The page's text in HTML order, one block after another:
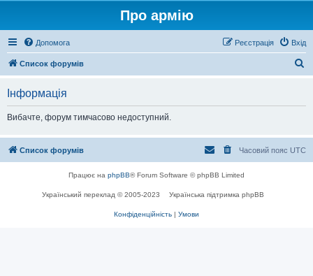
Про армію
Допомога Вхід
Реєстрація
Список форумів
Інформація
Вибачте, форум тимчасово недоступний.
Список форумів Часовий пояс UTC
Працює на phpBB® Forum Software © phpBB Limited
Український переклад © 2005-2023 Українська підтримка phpBB
Конфіденційність | Умови